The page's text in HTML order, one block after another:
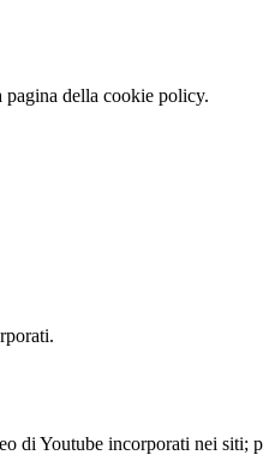
pagina della cookie policy.
di Youtube incorporati nei